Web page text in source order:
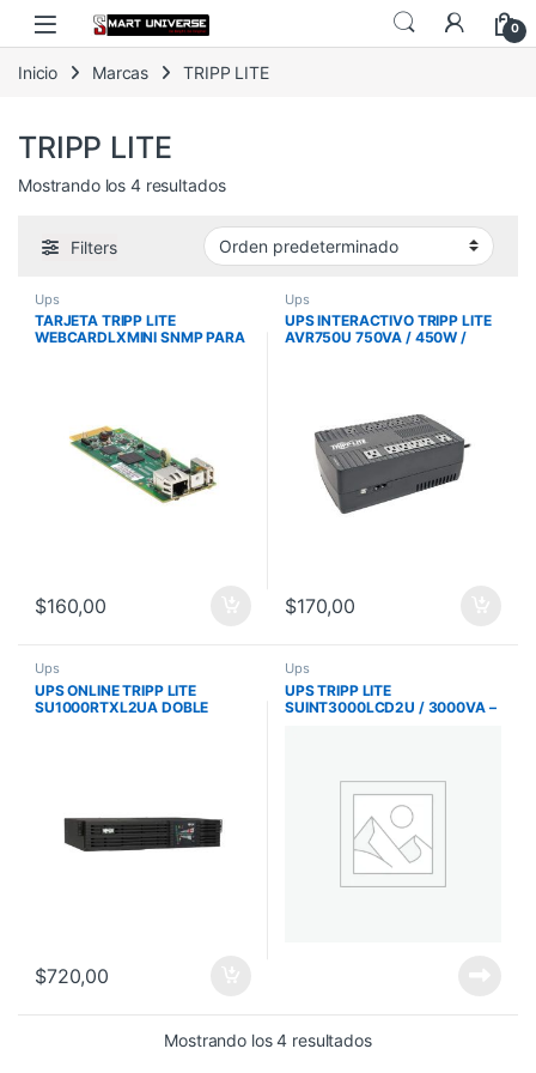
Skip to navigation
Skip to content
0
Inicio Marcas TRIPP LITE
TRIPP LITE
Mostrando los 4 resultados
Filters
Ups
TARJETA TRIPP LITE
WEBCARDLXMINI SNMP PARA
$160,00
Ups
UPS INTERACTIVO TRIPP LITE
AVR750U 750VA / 450W /
$170,00
Ups
UPS ONLINE TRIPP LITE
SU1000RTXL2UA DOBLE
$720,00
Ups
UPS TRIPP LITE
SUINT3000LCD2U / 3000VA –
Mostrando los 4 resultados